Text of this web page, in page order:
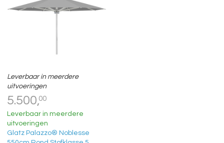
Leverbaar in meerdere
uitvoeringen
5.500,00
Leverbaar in meerdere
uitvoeringen
Glatz Palazzo® Noblesse